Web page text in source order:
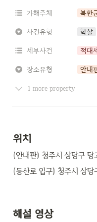
가해주체 북한
사건유형 학살
세부사건 적대
장소유형 안내
1 more property
위치
(안내판) 청주시 상당구
(등산로 입구) 청주시 상
해설 영상